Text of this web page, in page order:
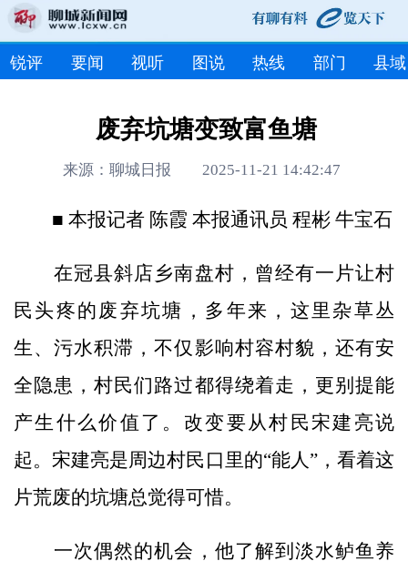
锐评 要闻 视听 图说 热线 部门 县域
废弃坑塘变致富鱼塘
来源：聊城日报 2025-11-21 14:42:47
■ 本报记者 陈霞 本报通讯员 程彬 牛宝石
在冠县斜店乡南盘村，曾经有一片让村
民头疼的废弃坑塘，多年来，这里杂草丛
生、污水积滞，不仅影响村容村貌，还有安
全隐患，村民们路过都得绕着走，更别提能
产生什么价值了。改变要从村民宋建亮说
起。宋建亮是周边村民口里的“能人”，看着这
片荒废的坑塘总觉得可惜。
一次偶然的机会，他了解到淡水鲈鱼养